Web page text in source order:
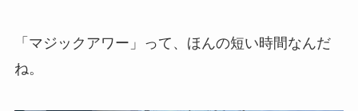
「マジックアワー」って、ほんの短い時間なんだ
ね。